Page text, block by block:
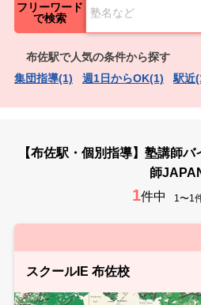
フリーワード
で検索
布佐駅で人気の条件から探す
集団指導(1)
週1日からOK(1) 駅近
【布佐駅・個別指導】塾講師
師
1件中 1〜1
スクールIE 布佐校